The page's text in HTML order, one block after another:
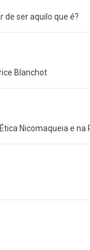
de ser aquilo que é?
Blanchot
Nicomaqueia e